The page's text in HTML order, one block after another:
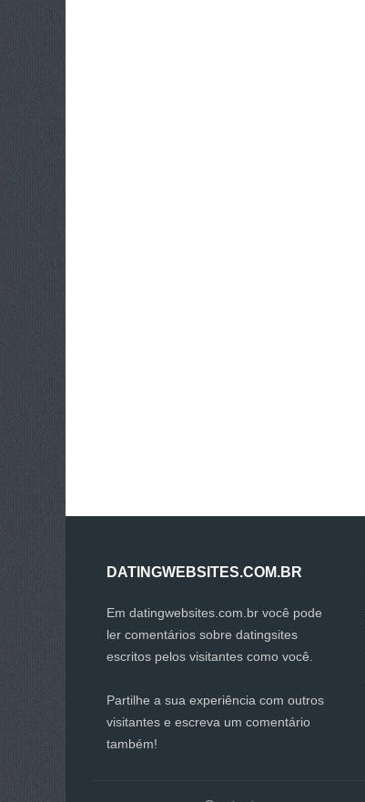
DATINGWEBSITES.COM.BR
Em datingwebsites.com.br você pode
ler comentários sobre datingsites
escritos pelos visitantes como você.
Partilhe a sua experiência com outros
visitantes e escreva um comentário
também!